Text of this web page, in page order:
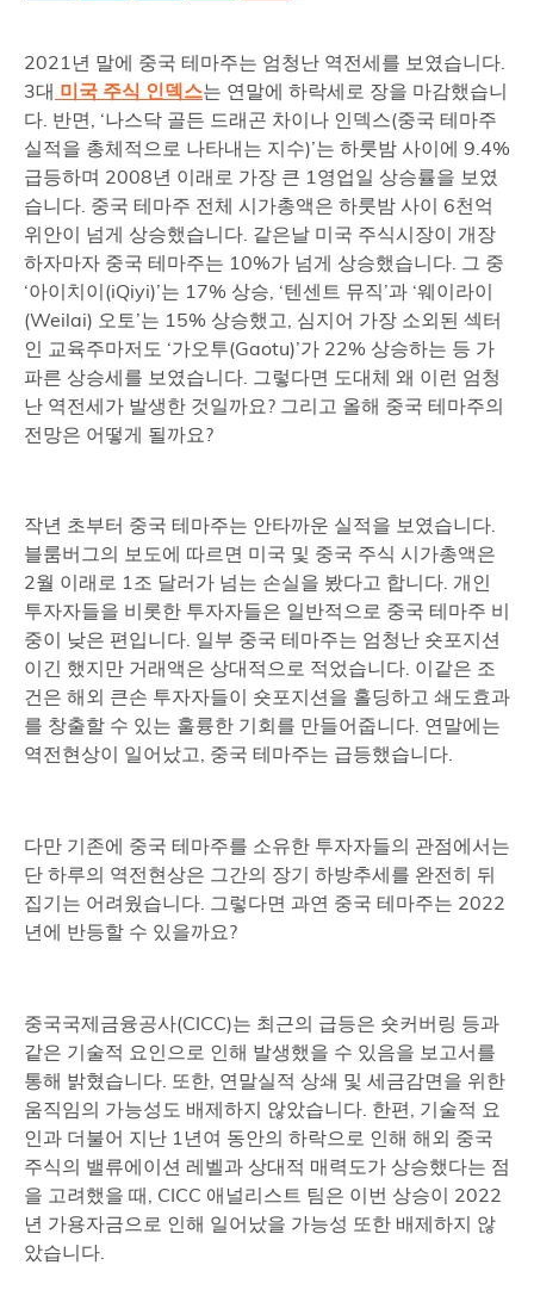
2021년 말에 중국 테마주는 엄청난 역전세를 보였습니다.
3대 미국 주식 인덱스는 연말에 하락세로 장을 마감했습니
다. 반면, ‘나스닥 골든 드래곤 차이나 인덱스(중국 테마주
실적을 총체적으로 나타내는 지수)’는 하룻밤 사이에 9.4%
급등하며 2008년 이래로 가장 큰 1영업일 상승률을 보였
습니다. 중국 테마주 전체 시가총액은 하룻밤 사이 6천억
위안이 넘게 상승했습니다. 같은날 미국 주식시장이 개장
하자마자 중국 테마주는 10%가 넘게 상승했습니다. 그 중
‘아이치이(iQiyi)’는 17% 상승, ‘텐센트 뮤직’과 ‘웨이라이
(Weilai) 오토’는 15% 상승했고, 심지어 가장 소외된 섹터
인 교육주마저도 ‘가오투(Gaotu)’가 22% 상승하는 등 가
파른 상승세를 보였습니다. 그렇다면 도대체 왜 이런 엄청
난 역전세가 발생한 것일까요? 그리고 올해 중국 테마주의
전망은 어떻게 될까요?
작년 초부터 중국 테마주는 안타까운 실적을 보였습니다.
블룸버그의 보도에 따르면 미국 및 중국 주식 시가총액은
2월 이래로 1조 달러가 넘는 손실을 봤다고 합니다. 개인
투자자들을 비롯한 투자자들은 일반적으로 중국 테마주 비
중이 낮은 편입니다. 일부 중국 테마주는 엄청난 숏포지션
이긴 했지만 거래액은 상대적으로 적었습니다. 이같은 조
건은 해외 큰손 투자자들이 숏포지션을 홀딩하고 쇄도효과
를 창출할 수 있는 훌륭한 기회를 만들어줍니다. 연말에는
역전현상이 일어났고, 중국 테마주는 급등했습니다.
다만 기존에 중국 테마주를 소유한 투자자들의 관점에서는
단 하루의 역전현상은 그간의 장기 하방추세를 완전히 뒤
집기는 어려웠습니다. 그렇다면 과연 중국 테마주는 2022
년에 반등할 수 있을까요?
중국국제금융공사(CICC)는 최근의 급등은 숏커버링 등과
같은 기술적 요인으로 인해 발생했을 수 있음을 보고서를
통해 밝혔습니다. 또한, 연말실적 상쇄 및 세금감면을 위한
움직임의 가능성도 배제하지 않았습니다. 한편, 기술적 요
인과 더불어 지난 1년여 동안의 하락으로 인해 해외 중국
주식의 밸류에이션 레벨과 상대적 매력도가 상승했다는 점
을 고려했을 때, CICC 애널리스트 팀은 이번 상승이 2022
년 가용자금으로 인해 일어났을 가능성 또한 배제하지 않
았습니다.